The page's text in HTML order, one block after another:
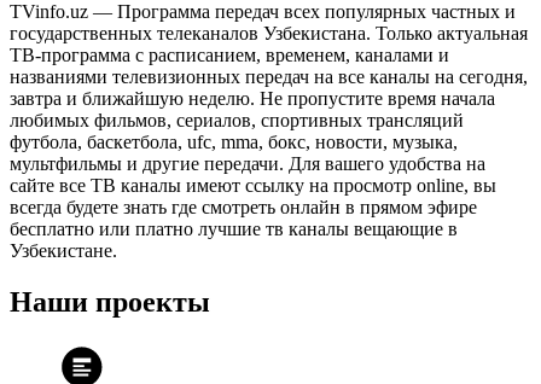
TVinfo.uz — Программа передач всех популярных частных и
государственных телеканалов Узбекистана. Только актуальная
ТВ-программа с расписанием, временем, каналами и
названиями телевизионных передач на все каналы на сегодня,
завтра и ближайшую неделю. Не пропустите время начала
любимых фильмов, сериалов, спортивных трансляций
футбола, баскетбола, ufc, mma, бокс, новости, музыка,
мультфильмы и другие передачи. Для вашего удобства на
сайте все ТВ каналы имеют ссылку на просмотр online, вы
всегда будете знать где смотреть онлайн в прямом эфире
бесплатно или платно лучшие тв каналы вещающие в
Узбекистане.
Наши проекты